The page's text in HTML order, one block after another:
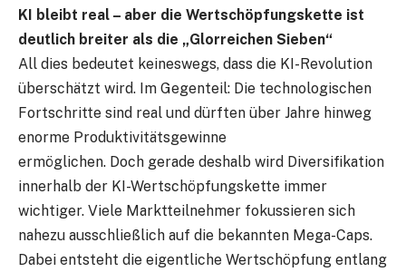
KI bleibt real – aber die Wertschöpfungskette ist
deutlich breiter als die „Glorreichen Sieben“
All dies bedeutet keineswegs, dass die KI-Revolution
überschätzt wird. Im Gegenteil: Die technologischen
Fortschritte sind real und dürften über Jahre hinweg
enorme Produktivitätsgewinne
ermöglichen. Doch gerade deshalb wird Diversifikation
innerhalb der KI-Wertschöpfungskette immer
wichtiger. Viele Marktteilnehmer fokussieren sich
nahezu ausschließlich auf die bekannten Mega-Caps.
Dabei entsteht die eigentliche Wertschöpfung entlang